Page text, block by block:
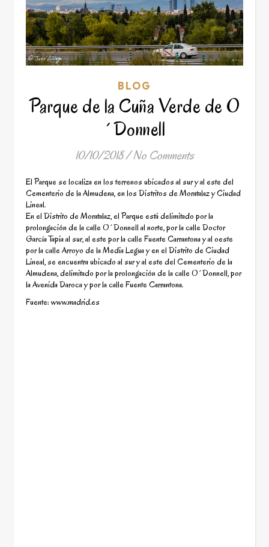
BLOG
Parque de la Cuña Verde de O
´Donnell
10/10/2018/No Comments
El Parque se localiza en los terrenos ubicados al sur y al este del
Cementerio de la Almudena, en los Distritos de Moratalaz y Ciudad
Lineal.
En el Distrito de Moratalaz, el Parque está delimitado por la
prolongación de la calle O´Donnell al norte, por la calle Doctor
García Tapia al sur, al este por la calle Fuente Carrantona y al oeste
por la calle Arroyo de la Media Legua y en el Distrito de Ciudad
Lineal, se encuentra ubicado al sur y al este del Cementerio de la
Almudena, delimitado por la prolongación de la calle O´Donnell, por
la Avenida Daroca y por la calle Fuente Carrantona.
Fuente: www.madrid.es